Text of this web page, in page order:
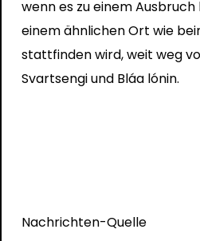
wenn es zu einem
einem ähnlichen Ort wie
stattfinden wird, weit weg
Svartsengi und Bláa lónin.
Nachrichten-Quelle